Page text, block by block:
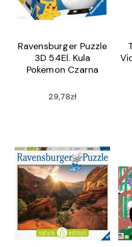
Ravensburger Puzzle
3D 54El. Kula
Pokemon Czarna
29,78zł